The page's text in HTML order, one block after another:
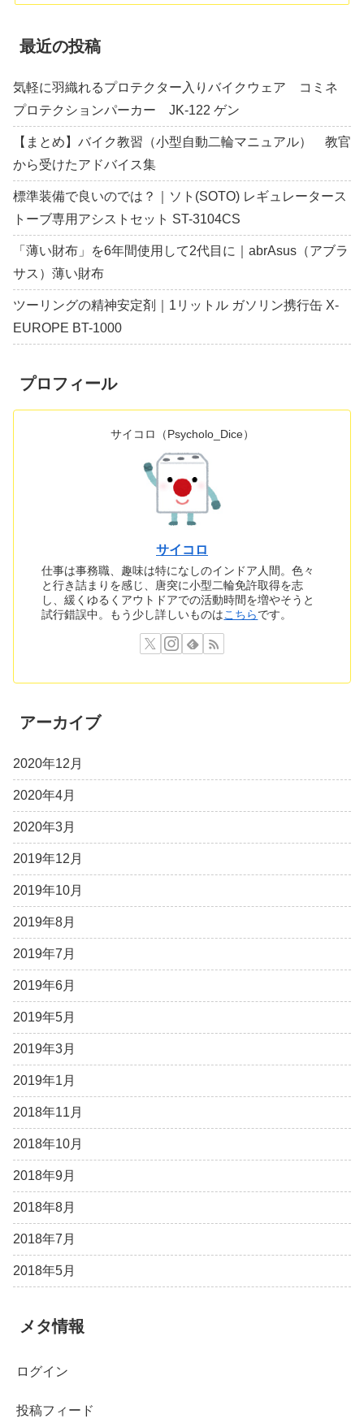
最近の投稿
気軽に羽織れるプロテクター入りバイクウェア コミネ
プロテクションパーカー JK-122 ゲン
【まとめ】バイク教習（小型自動二輪マニュアル） 教官
から受けたアドバイス集
標準装備で良いのでは？｜ソト(SOTO) レギュレータース
トーブ専用アシストセット ST-3104CS
「薄い財布」を6年間使用して2代目に｜abrAsus（アブラ
サス）薄い財布
ツーリングの精神安定剤｜1リットル ガソリン携行缶 X-
EUROPE BT-1000
プロフィール
サイコロ（Psycholo_Dice）
サイコロ
仕事は事務職、趣味は特になしのインドア人間。色々
と行き詰まりを感じ、唐突に小型二輪免許取得を志
し、緩くゆるくアウトドアでの活動時間を増やそうと
試行錯誤中。もう少し詳しいものはこちらです。
アーカイブ
2020年12月
2020年4月
2020年3月
2019年12月
2019年10月
2019年8月
2019年7月
2019年6月
2019年5月
2019年3月
2019年1月
2018年11月
2018年10月
2018年9月
2018年8月
2018年7月
2018年5月
メタ情報
ログイン
投稿フィード